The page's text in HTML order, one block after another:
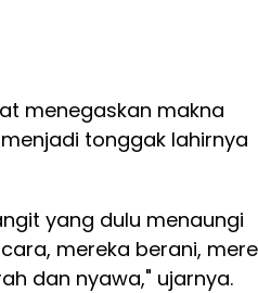
menegaskan makna
tonggak lahirnya
yang dulu menaungi
mereka berani,
dan nyawa," ujarnya.